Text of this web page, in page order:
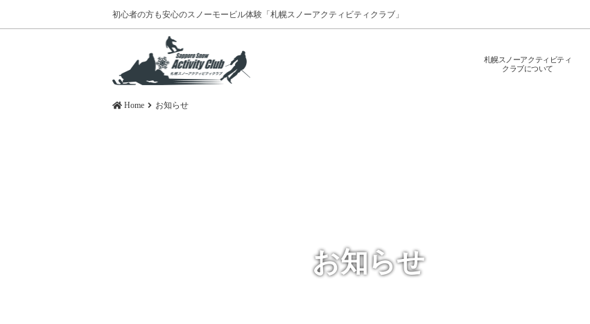
初心者の方も安心のスノーモービル体験 「札幌スノーアクティビティクラブ」
札幌スノーアクティビティ
クラブについて
Home お知らせ
お知らせ